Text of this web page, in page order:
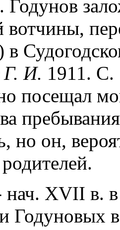
вотчины,
в
Г. И. 1911.
посещал
но он,
XVII в.
Годуновых